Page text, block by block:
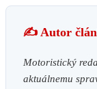
✍️ Autor
Motoristický
aktuálnemu